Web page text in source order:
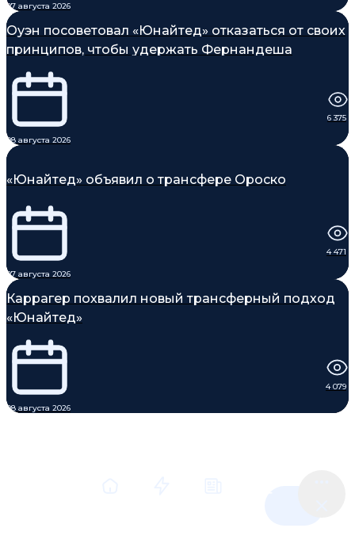
07 августа 2026
Оуэн посоветовал «Юнайтед» отказаться от своих
принципов, чтобы удержать Фернандеша
08 августа 2026
6 375
«Юнайтед» объявил о трансфере Ороско
07 августа 2026
4 471
Каррагер похвалил новый трансферный подход
«Юнайтед»
08 августа 2026
4 079